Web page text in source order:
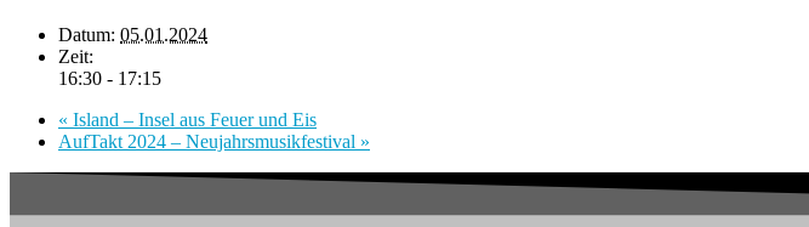
Datum: 05.01.2024
Zeit:
16:30 - 17:15
« Island – Insel aus Feuer und Eis
AufTakt 2024 – Neujahrsmusikfestival »